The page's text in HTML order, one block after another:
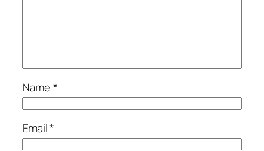
Name*
Email*